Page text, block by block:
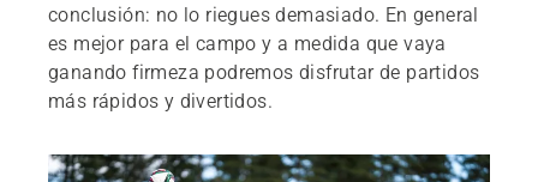
conclusión: no lo riegues demasiado. En general
es mejor para el campo y a medida que vaya
ganando firmeza podremos disfrutar de partidos
más rápidos y divertidos.